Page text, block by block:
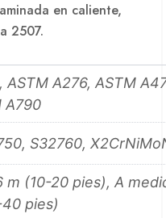
en caliente,
2507.
ASTM A276, ASTM
A790
S32760,
m (10-20 pies), A
pies)